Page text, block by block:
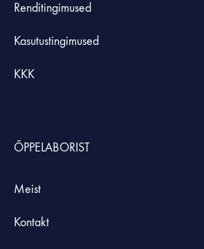
Renditingimused
Kasutustingimused
KKK
ÕPPELABORIST
Meist
Kontakt